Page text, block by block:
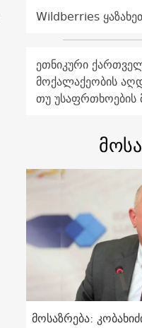
Wildberries
ეთნიკური
მოქალაქეობის
თუ უსაფრთხოების
მოსაზრება: